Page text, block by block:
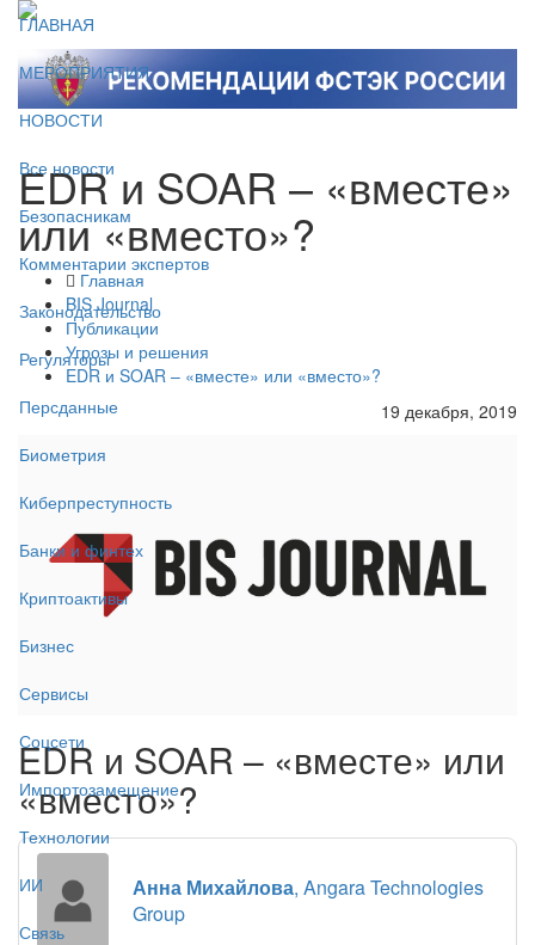
ГЛАВНАЯ
МЕРОПРИЯТИЯ
НОВОСТИ
Все новости
Безопасникам
Комментарии экспертов
Законодательство
Регуляторы
Персданные
Биометрия
Киберпреступность
Банки и финтех
Криптоактивы
Бизнес
Сервисы
Соцсети
Импортозамещение
Технологии
ИИ
Связь
EDR и SOAR – «вместе»
или «вместо»?
Главная
BIS Journal
Публикации
Угрозы и решения
EDR и SOAR – «вместе» или «вместо»?
19 декабря, 2019
EDR и SOAR – «вместе» или
«вместо»?
Анна Михайлова, Angara Technologies
Group